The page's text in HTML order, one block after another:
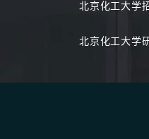
北京化工大学
北京化工大学